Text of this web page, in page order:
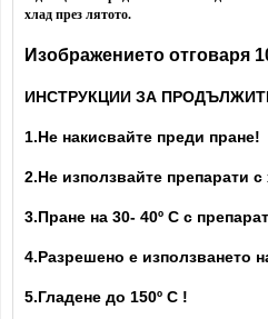
хлад през лятото.
Изображението отговаря
ИНСТРУКЦИИ ЗА
1.Не накисвайте преди пране!
2.Не използвайте препарати
3.Пране на 30- 40º С с
4.Разрешено е използването
5.Гладене до 150º С !